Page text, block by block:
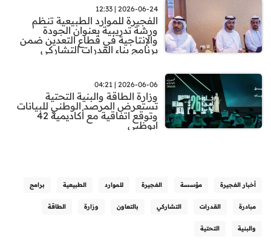
2026-06-24 | 12:33
الفجيرة للموارد الطبيعية تنظم
ورشة تدريبية بعنوان الجودة
والإنتاجية في قطاع التعدين ضمن
برنامج بناء القدرات التشاركي
2026-06-06 | 04:21
وزارة الطاقة والبنية التحتية
تستعرض المرصد الوطني للبيانات
وتوقع اتفاقية مع أكاديمية 42
ابوظبي
أخبار الفجيرة مؤسسة الفجيرة للموارد الطبيعية برامج
مبادرة القدرات التشاركي بالتعاون وزارة الطاقة
والبنية التحتية